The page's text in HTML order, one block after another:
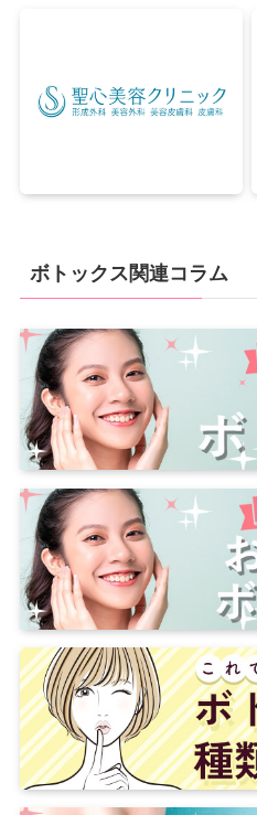
ボトックス関連コラム